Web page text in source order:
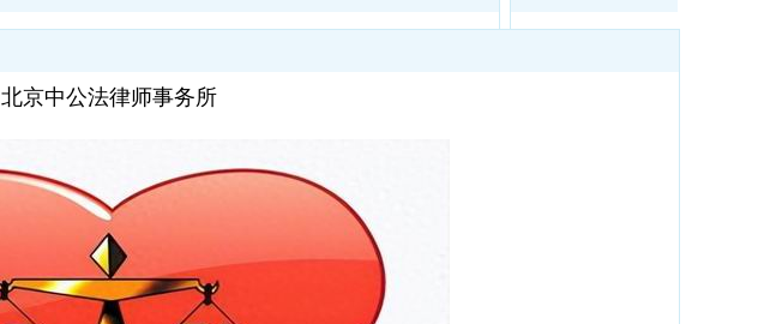
北京中公法律师事务所